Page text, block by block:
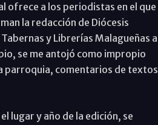
ofrece a los periodistas en el que
la redacción de Diócesis
y Librerías Malagueñas a
se me antojó como impropio
parroquia, comentarios de textos
lugar y año de la edición, se